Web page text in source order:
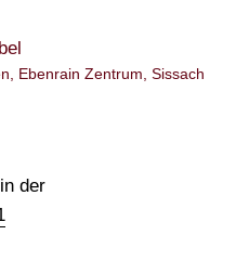
Ebenrain Zentrum, Sissach
der